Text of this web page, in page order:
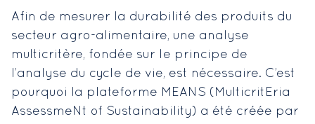
Afin de mesurer la durabilité des produits du
secteur agro-alimentaire, une analyse
multicritère, fondée sur le principe de
l’analyse du cycle de vie, est nécessaire. C’est
pourquoi la plateforme MEANS (MulticritEria
AssessmeNt of Sustainability) a été créée par